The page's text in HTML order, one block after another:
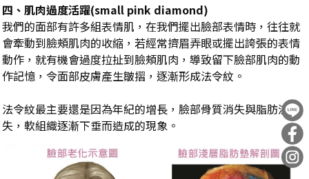
四、肌肉過度活躍(small pink diamond)
我們的面部有許多組表情肌，在我們擺出臉部表情時，往往就
會牽動到臉頰肌肉的收縮，若經常擠眉弄眼或擺出誇張的表情
動作，就有機會過度拉扯到臉頰肌肉，導致留下臉部肌肉的動
作記憶，令面部皮膚產生皺摺，逐漸形成法令紋。
法令紋最主要還是因為年紀的增長，臉部骨質消失與脂肪流
失，軟組織逐漸下垂而造成的現象。